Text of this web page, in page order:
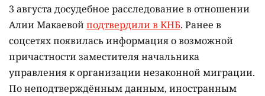
3 августа досудебное расследование в отношении
Алии Макаевойподтвердили в КНБ. Ранее в
соцсетях появилась информация о возможной
причастности заместителя начальника
управления к организации незаконной миграции.
По неподтверждённым данным, иностранным